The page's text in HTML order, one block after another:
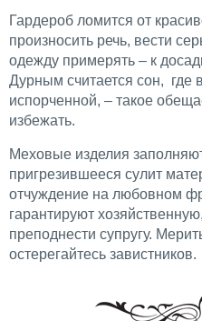
Гардероб ломится от
произносить речь, вести
одежду примерять – к
Дурным считается сон, где
испорченной, – такое
избежать.
Меховые изделия
пригрезившееся сулит
отчуждение на любовном
гарантируют
преподнести супругу.
остерегайтесь завистников.